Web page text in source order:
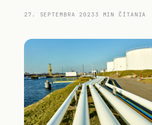
27. SEPTEMBRA 2023 3 MIN ČÍTANIA